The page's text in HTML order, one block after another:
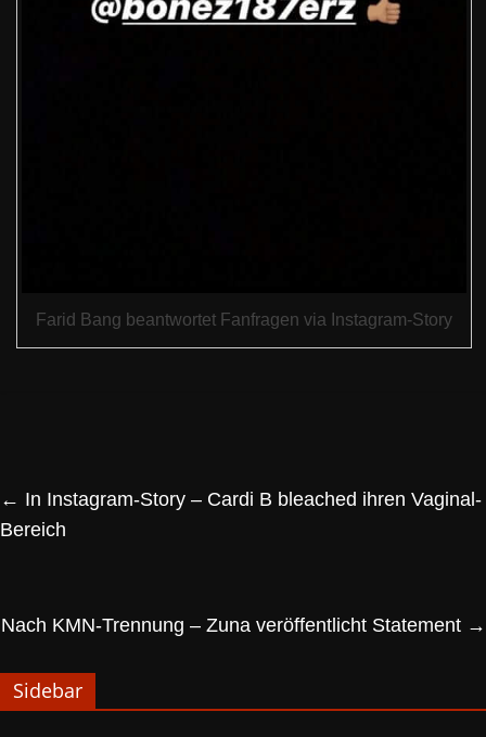
Farid Bang beantwortet Fanfragen via Instagram-Story
← In Instagram-Story – Cardi B bleached ihren Vaginal-
Bereich
Nach KMN-Trennung – Zuna veröffentlicht Statement →
Sidebar